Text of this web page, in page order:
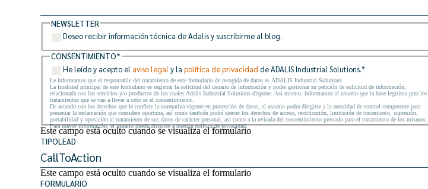
NEWSLETTER
Deseo recibir información técnica de Adalis y suscribirme al blog.
CONSENTIMIENTO*
He leído y acepto el aviso legal y la política de privacidad de ADALIS Industrial Solutions.*
Le informamos que el responsable del tratamiento de este formulario de recogida de datos es ADALIS Industrial Solutions.
La finalidad principal de este formulario es registrar la solicitud del usuario de información y poder gestionar su petición de solicitud de información,
relacionada con los servicios y/o productos de los cuales Adalis Industrial Solutions dispone. Así mismo, informamos al usuario que la base legítima para los
tratamientos que se van a llevar a cabo es el consentimiento.
De acuerdo con los derechos que le confiere la normativa vigente en protección de datos, el usuario podrá dirigirse a la autoridad de control competente para
presentar la reclamación que considere oportuna, así como también podrá ejercer los derechos de acceso, rectificación, limitación de tratamiento, supresión,
portabilidad y oposición al tratamiento de sus datos de carácter personal, así como a la retirada del consentimiento prestado para el tratamiento de los mismos.
Para mayor información, el usuario puede dirigirse a nuestra política de privacidad.
Este campo está oculto cuando se visualiza el formulario
TIPOLEAD
Este campo está oculto cuando se visualiza el formulario
FORMULARIO